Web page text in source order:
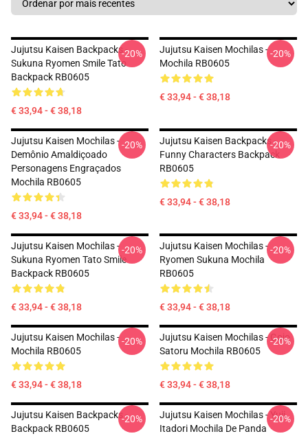
Jujutsu Kaisen Backpacks -
Sukuna Ryomen Smile Tato
Backpack RB0605
€ 33,94 - € 38,18
-20%
Jujutsu Kaisen Mochilas -
Mochila RB0605
€ 33,94 - € 38,18
-20%
Jujutsu Kaisen Mochilas -
Demônio Amaldiçoado
Personagens Engraçados
Mochila RB0605
€ 33,94 - € 38,18
-20%
Jujutsu Kaisen Backpacks -
Funny Characters Backpack
RB0605
€ 33,94 - € 38,18
-20%
Jujutsu Kaisen Mochilas -
Sukuna Ryomen Tato Smile
Backpack RB0605
€ 33,94 - € 38,18
-20%
Jujutsu Kaisen Mochilas -
Ryomen Sukuna Mochila
RB0605
€ 33,94 - € 38,18
-20%
Jujutsu Kaisen Mochilas -
Mochila RB0605
€ 33,94 - € 38,18
-20%
Jujutsu Kaisen Mochilas - Gojo
Satoru Mochila RB0605
€ 33,94 - € 38,18
-20%
Jujutsu Kaisen Backpacks -
Backpack RB0605
-20%
Jujutsu Kaisen Mochilas - Yuji
Itadori Mochila De Panda
-20%